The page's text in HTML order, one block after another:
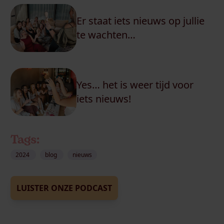
Er staat iets nieuws op jullie
te wachten…
Yes… het is weer tijd voor
iets nieuws!
Tags:
2024 blog nieuws
LUISTER ONZE PODCAST